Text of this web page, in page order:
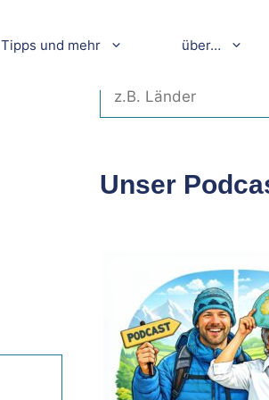
Tipps und mehr über…
Unser